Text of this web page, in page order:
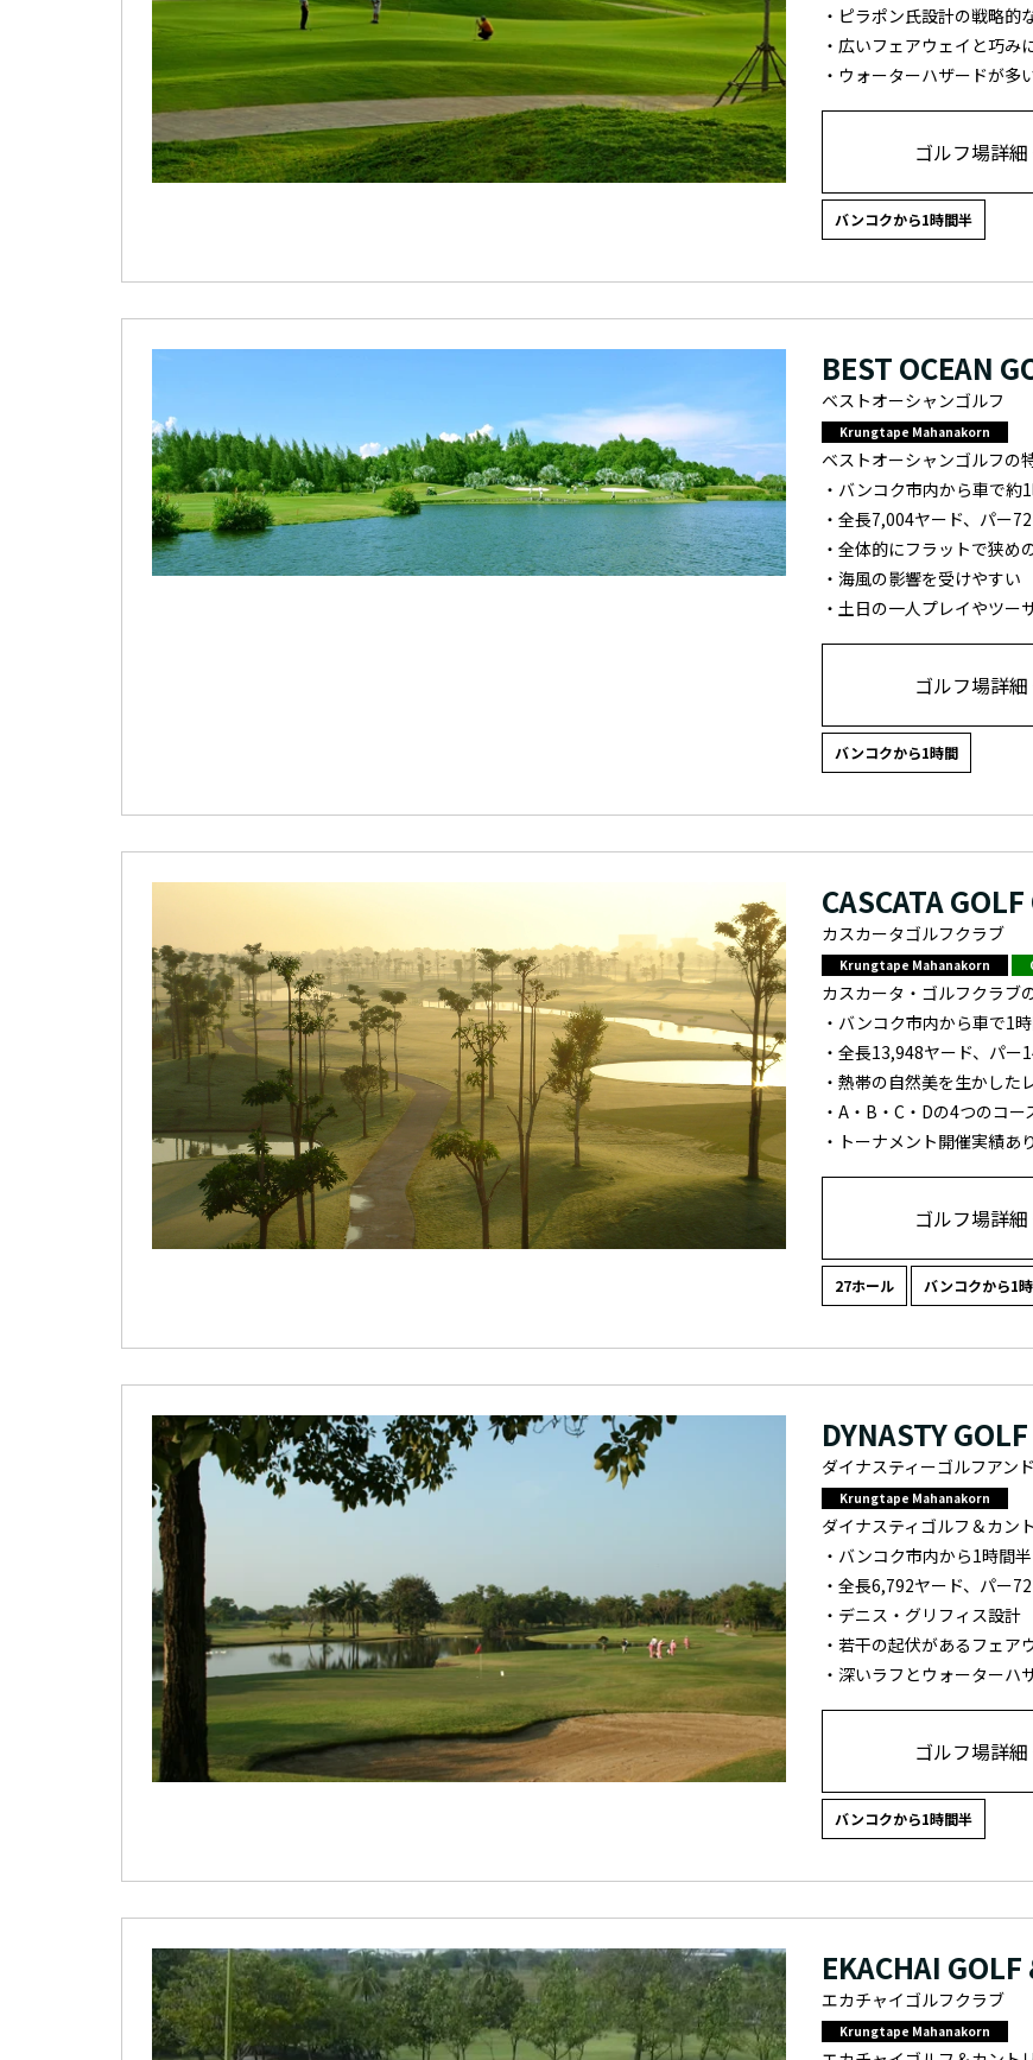
・ピラポン氏設計の戦略的
・広いフェアウェイと巧み
・ウォーターハザードが多
ゴルフ場詳
バンコクから1時間半
BEST OCEAN
ベストオーシャンゴルフ
Krungtape Mahanakorn
ベストオーシャンゴルフの
・バンコク市内から車で約
・全長7,004ヤード、パー72
・全体的にフラットで狭め
・海風の影響を受けやすい
・土日の一人プレイやツー
ゴルフ場詳
バンコクから1時間
CASCATA
カスカータゴルフクラブ
Krungtape Mahanakorn
カスカータ・ゴルフクラブ
・バンコク市内から車で1
・全長13,948ヤード、パー
・熱帯の自然美を生かした
・A・B・C・Dの4つのコ
・トーナメント開催実績あり
ゴルフ場詳
27ホール バンコクから1
DYNASTY
ダイナスティーゴルフアン
Krungtape Mahanakorn
ダイナスティゴルフ＆カン
・バンコク市内から1時間半
・全長6,792ヤード、パー72
・デニス・グリフィス設計
・若干の起伏があるフェア
・深いラフとウォーターハ
ゴルフ場詳
バンコクから1時間半
EKACHAI
エカチャイゴルフクラブ
Krungtape Mahanakorn